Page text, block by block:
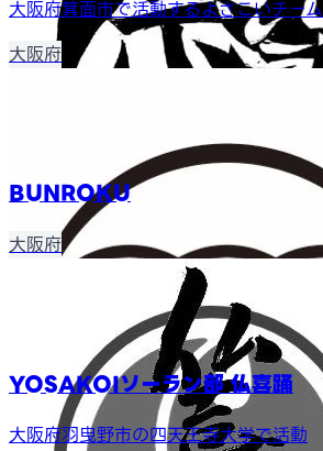
大阪府箕面市で活動するよさこいチーム
大阪府
BUNROKU
大阪府
YOSAKOIソーラン部 仏喜踊
大阪府羽曳野市の四天王寺大学で活動